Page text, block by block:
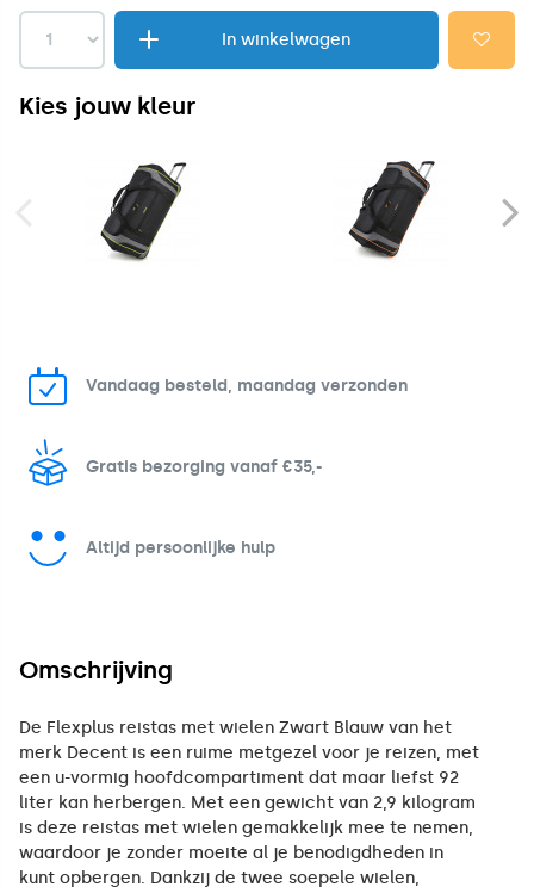
In winkelwagen
Kies jouw kleur
Vandaag besteld, maandag verzonden
Gratis bezorging vanaf €35,-
Altijd persoonlijke hulp
Omschrijving
De Flexplus reistas met wielen Zwart Blauw van het
merk Decent is een ruime metgezel voor je reizen, met
een u-vormig hoofdcompartiment dat maar liefst 92
liter kan herbergen. Met een gewicht van 2,9 kilogram
is deze reistas met wielen gemakkelijk mee te nemen,
waardoor je zonder moeite al je benodigdheden in
kunt opbergen. Dankzij de twee soepele wielen,